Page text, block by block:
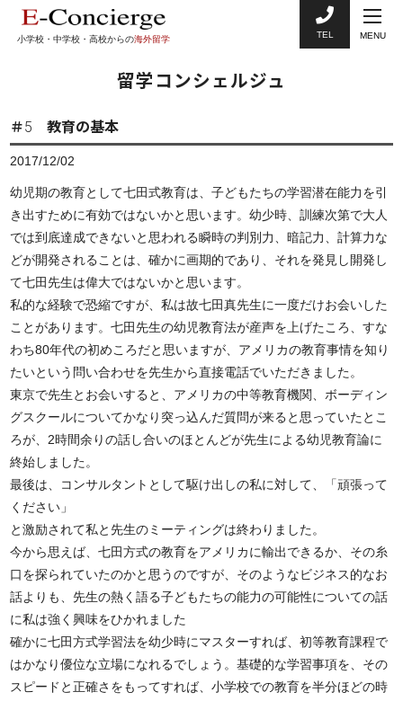
小学校・中学校・高校からの海外留学 TEL MENU
留学コンシェルジュ
＃5 教育の基本
2017/12/02
幼児期の教育として七田式教育は、子どもたちの学習潜在能力を引
き出すために有効ではないかと思います。幼少時、訓練次第で大人
では到底達成できないと思われる瞬時の判別力、暗記力、計算力な
どが開発されることは、確かに画期的であり、それを発見し開発し
て七田先生は偉大ではないかと思います。
私的な経験で恐縮ですが、私は故七田真先生に一度だけお会いした
ことがあります。七田先生の幼児教育法が産声を上げたころ、すな
わち80年代の初めころだと思いますが、アメリカの教育事情を知り
たいという問い合わせを先生から直接電話でいただきました。
東京で先生とお会いすると、アメリカの中等教育機関、ボーディン
グスクールについてかなり突っ込んだ質問が来ると思っていたとこ
ろが、2時間余りの話し合いのほとんどが先生による幼児教育論に
終始しました。
最後は、コンサルタントとして駆け出しの私に対して、「頑張って
ください」
と激励されて私と先生のミーティングは終わりました。
今から思えば、七田方式の教育をアメリカに輸出できるか、その糸
口を探られていたのかと思うのですが、そのようなビジネス的なお
話よりも、先生の熱く語る子どもたちの能力の可能性についての話
に私は強く興味をひかれました
確かに七田方式学習法を幼少時にマスターすれば、初等教育課程で
はかなり優位な立場になれるでしょう。基礎的な学習事項を、その
スピードと正確さをもってすれば、小学校での教育を半分ほどの時